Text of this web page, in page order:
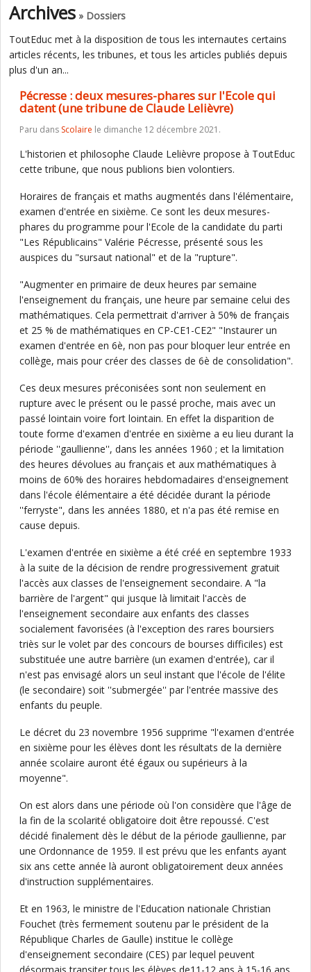
Archives » Dossiers
ToutEduc met à la disposition de tous les internautes certains
articles récents, les tribunes, et tous les articles publiés depuis
plus d'un an...
Pécresse : deux mesures-phares sur l'Ecole qui
datent (une tribune de Claude Lelièvre)
Paru dans Scolaire le dimanche 12 décembre 2021.
L'historien et philosophe Claude Lelièvre propose à ToutEduc
cette tribune, que nous publions bien volontiers.
Horaires de français et maths augmentés dans l'élémentaire,
examen d'entrée en sixième. Ce sont les deux mesures-
phares du programme pour l'Ecole de la candidate du parti
"Les Républicains" Valérie Pécresse, présenté sous les
auspices du "sursaut national" et de la "rupture".
"Augmenter en primaire de deux heures par semaine
l'enseignement du français, une heure par semaine celui des
mathématiques. Cela permettrait d'arriver à 50% de français
et 25 % de mathématiques en CP-CE1-CE2" "Instaurer un
examen d'entrée en 6è, non pas pour bloquer leur entrée en
collège, mais pour créer des classes de 6è de consolidation".
Ces deux mesures préconisées sont non seulement en
rupture avec le présent ou le passé proche, mais avec un
passé lointain voire fort lointain. En effet la disparition de
toute forme d'examen d'entrée en sixième a eu lieu durant la
période ''gaullienne'', dans les années 1960 ; et la limitation
des heures dévolues au français et aux mathématiques à
moins de 60% des horaires hebdomadaires d'enseignement
dans l'école élémentaire a été décidée durant la période
''ferryste", dans les années 1880, et n'a pas été remise en
cause depuis.
L'examen d'entrée en sixième a été créé en septembre 1933
à la suite de la décision de rendre progressivement gratuit
l'accès aux classes de l'enseignement secondaire. A "la
barrière de l'argent" qui jusque là limitait l'accès de
l'enseignement secondaire aux enfants des classes
socialement favorisées (à l'exception des rares boursiers
triès sur le volet par des concours de bourses difficiles) est
substituée une autre barrière (un examen d'entrée), car il
n'est pas envisagé alors un seul instant que l'école de l'élite
(le secondaire) soit ''submergée'' par l'entrée massive des
enfants du peuple.
Le décret du 23 novembre 1956 supprime "l'examen d'entrée
en sixième pour les élèves dont les résultats de la dernière
année scolaire auront été égaux ou supérieurs à la
moyenne".
On est alors dans une période où l'on considère que l'âge de
la fin de la scolarité obligatoire doit être repoussé. C'est
décidé finalement dès le début de la période gaullienne, par
une Ordonnance de 1959. Il est prévu que les enfants ayant
six ans cette année là auront obligatoirement deux années
d'instruction supplémentaires.
Et en 1963, le ministre de l'Education nationale Christian
Fouchet (très fermement soutenu par le président de la
République Charles de Gaulle) institue le collège
d'enseignement secondaire (CES) par lequel peuvent